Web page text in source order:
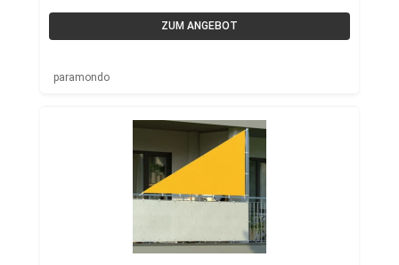
ZUM ANGEBOT
paramondo